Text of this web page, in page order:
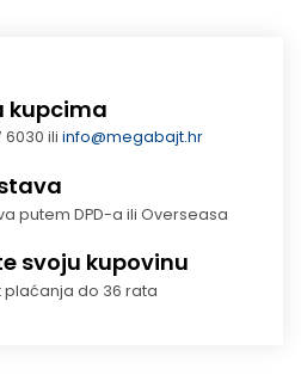
kupcima
6030 iliinfo@megabajt.hr
putem DPD-a ili Overseasa
svoju kupovinu
plaćanja do 36 rata